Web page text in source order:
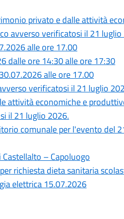
privato e dalle attività
avverso verificatosi il 21
alle ore 17.00
dalle ore 14:30 alle ore 17:30
alle ore 17.00
verificatosi il 21 luglio
attività economiche e
il 21 luglio 2026.
comunale per l'evento del
– Capoluogo
richiesta dieta sanitaria
elettrica 15.07.2026